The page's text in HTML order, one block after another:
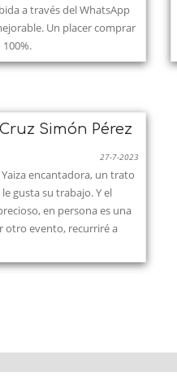
a través del WhatsApp
Un placer comprar
Simón Pérez
27-7-2023
encantadora, un trato
gusta su trabajo. Y el
en persona es una
otro evento, recurriré a